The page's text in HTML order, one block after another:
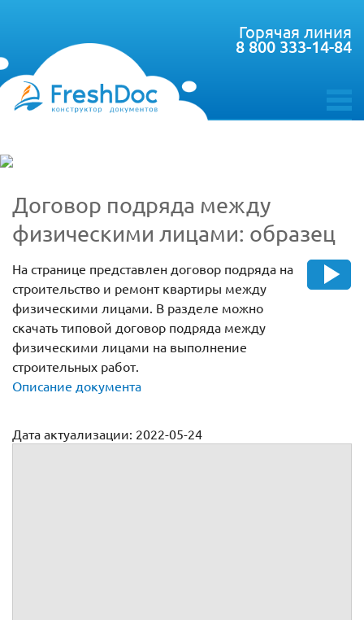
toggle
Горячая линия
8 800 333-14-84
Договор подряда между
физическими лицами: образец
На странице представлен договор подряда на
строительство и ремонт квартиры между
физическими лицами. В разделе можно
скачать типовой договор подряда между
физическими лицами на выполнение
строительных работ.
Описание документа
Дата актуализации: 2022-05-24